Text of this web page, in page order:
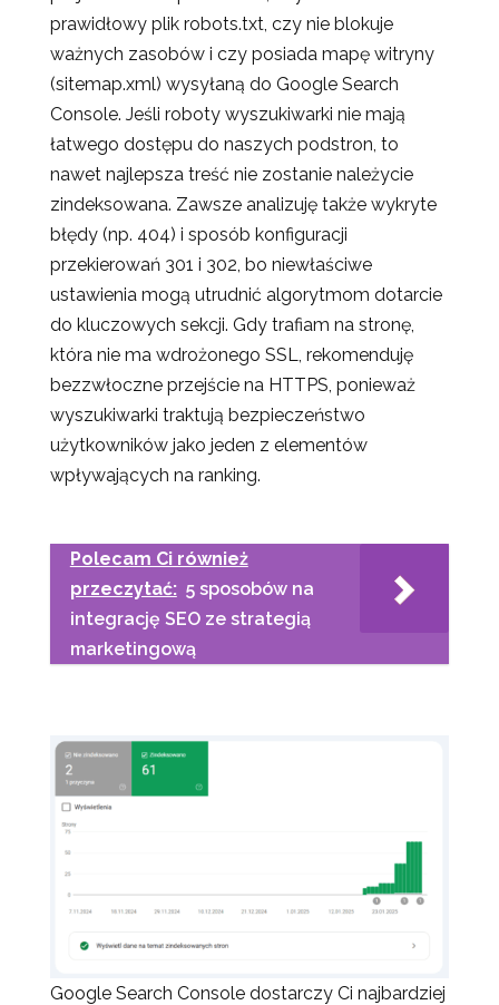
prawidłowy plik robots.txt, czy nie blokuje
ważnych zasobów i czy posiada mapę witryny
(sitemap.xml) wysyłaną do Google Search
Console. Jeśli roboty wyszukiwarki nie mają
łatwego dostępu do naszych podstron, to
nawet najlepsza treść nie zostanie należycie
zindeksowana. Zawsze analizuję także wykryte
błędy (np. 404) i sposób konfiguracji
przekierowań 301 i 302, bo niewłaściwe
ustawienia mogą utrudnić algorytmom dotarcie
do kluczowych sekcji. Gdy trafiam na stronę,
która nie ma wdrożonego SSL, rekomenduję
bezzwłoczne przejście na HTTPS, ponieważ
wyszukiwarki traktują bezpieczeństwo
użytkowników jako jeden z elementów
wpływających na ranking.
Polecam Ci również
przeczytać: 5 sposobów na
integrację SEO ze strategią
marketingową
Google Search Console dostarczy Ci najbardziej